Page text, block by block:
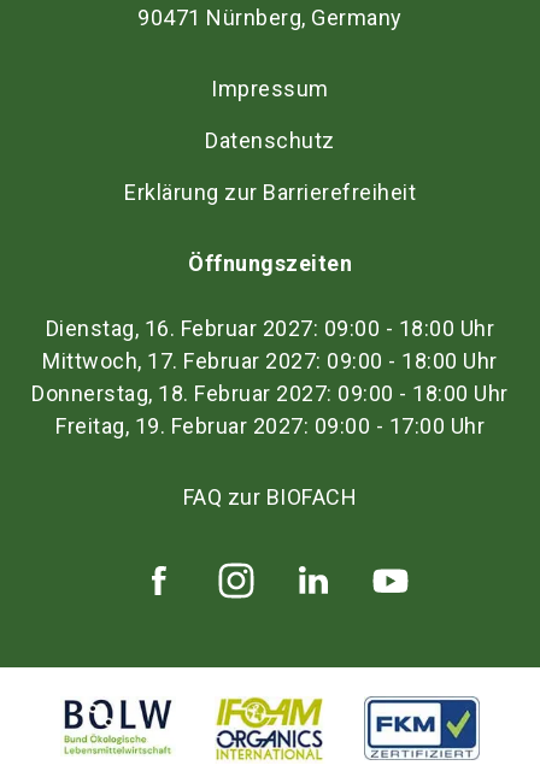
90471 Nürnberg, Germany
Impressum
Datenschutz
Erklärung zur Barrierefreiheit
Öffnungszeiten
Dienstag, 16. Februar 2027: 09:00 - 18:00 Uhr
Mittwoch, 17. Februar 2027: 09:00 - 18:00 Uhr
Donnerstag, 18. Februar 2027: 09:00 - 18:00 Uhr
Freitag, 19. Februar 2027: 09:00 - 17:00 Uhr
FAQ zur BIOFACH